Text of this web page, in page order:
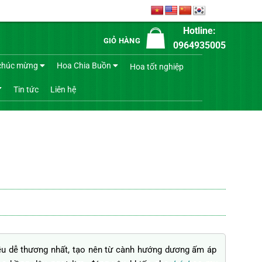
GIỎ HÀNG
Hotline:
0964935005
mừng Hoa Chia Buồn Hoa tốt nghiệp
Tin tức Liên hệ
dễ thương nhất, tạo nên từ cành hướng dương ấm áp